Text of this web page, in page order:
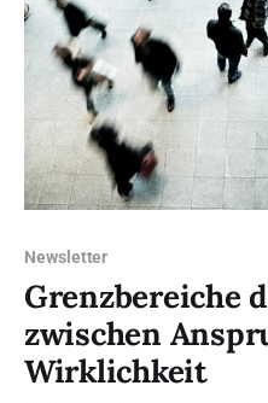
Newsletter
Grenzbereiche
zwischen
Wirklichkeit